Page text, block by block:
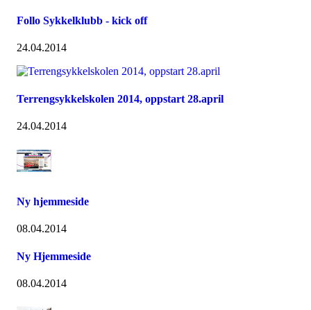
Follo Sykkelklubb - kick off
24.04.2014
Terrengsykkelskolen 2014, oppstart 28.april
24.04.2014
Ny hjemmeside
08.04.2014
Ny Hjemmeside
08.04.2014